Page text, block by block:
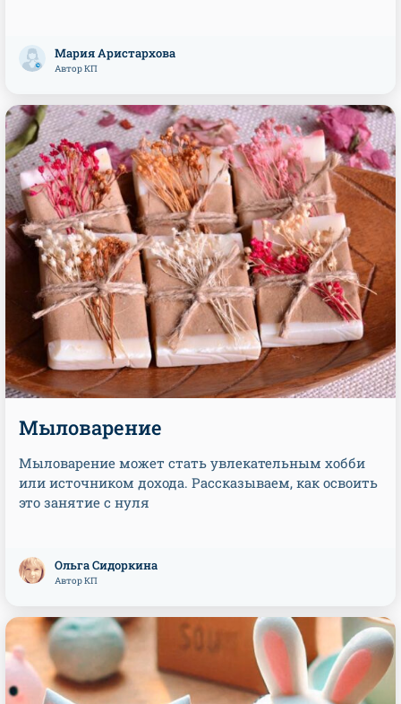
Мария Аристархова
Автор КП
Мыловарение
Мыловарение может стать увлекательным хобби
или источником дохода. Рассказываем, как освоить
это занятие с нуля
Ольга Сидоркина
Автор КП